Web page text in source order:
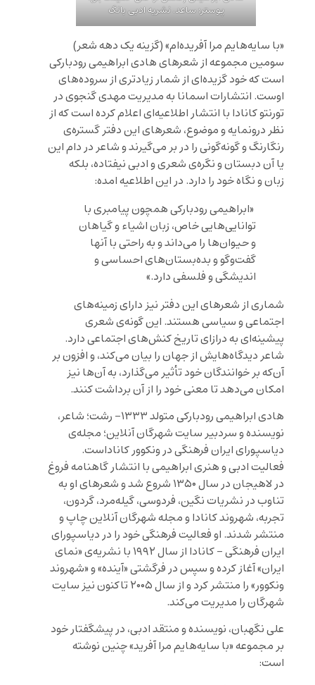
پوستر: ساعد. نشریه ادبی بانگ
«با سایه‌هایم مرا آفریده‌ام» (گزینه یک دهه شعر)
سومین مجموعه از شعرهای هادی ابراهیمی رودبارکی
است که خود گزیده‌ای از شمار زیادتری از سروده‌های
اوست. انتشارات اسمانا به مدیریت مهدی گنجوی در
تورنتو کانادا با انتشار اطلاعیه‌ای اعلام کرده است که از
نظر درونمایه و موضوع، شعرهای این دفتر گستره‌ی
رنگارنگ و گونه‌گونی را در بر می‌گیرند و شاعر در دام این
یا آن دبستان و نگره‌ی شعری و ادبی نیفتاده، بلکه
زبان و نگاه خود را دارد. در این اطلاعیه امده:
«ابراهیمی رودبارکی همچون پیامبری با
توانایی‌هایی خاص، زبان اشیاء و گیاهان
و حیوان‌ها را می‌داند و به راحتی با آنها
گفت‌وگو و بده‌بستان‌های احساسی و
اندیشگی و فلسفی دارد.»
شماری از شعرهای این دفتر نیز دارای زمینه‌های
اجتماعی و سیاسی هستند. این گونه‌ی شعری
پیشینه‌ای به درازای تاریخ کنش‌های اجتماعی دارد.
شاعر دیدگاه‌هایش از جهان را بیان می‌کند، و افزون بر
آن‌که بر خوانندگان خود تأثیر می‌گذارد، به آن‌ها نیز
امکان می‌دهد تا معنی خود را از آن برداشت کنند.
هادی ابراهیمی رودبارکی متولد ۱۳۳۳- رشت؛ شاعر،
نویسنده و سردبیر سایت شهرگان آنلاین؛ مجله‌ی
دیاسپورای ایران فرهنگی در ونکوور کاناداست.
فعالیت ادبی و هنری ابراهیمی با انتشار گاهنامه فروغ
در لاهیجان در سال ۱۳۵۰ شروع شد و شعرهای او به
تناوب در نشریات نگین، فردوسی، گیله‌مرد، گردون،
تجربه، شهروند کانادا و مجله شهرگان آنلاین چاپ و
منتشر شدند. او فعالیت فرهنگی خود را در دیاسپورای
ایران فرهنگی – کانادا از سال ۱۹۹۲ با نشریه‌‌ی «نمای
ایران» آغاز کرده و سپس در فرگشتی «آینده‌» و «شهروند
ونکوور» را منتشر کرد و از سال ۲۰۰۵ تاکنون نیز سایت
شهرگان را مدیریت می‌کند.
علی نگهبان، نویسنده و منتقد ادبی، در پیشگفتار خود
بر مجموعه «با سایه‌هایم مرا آفرید» چنین نوشته
است: